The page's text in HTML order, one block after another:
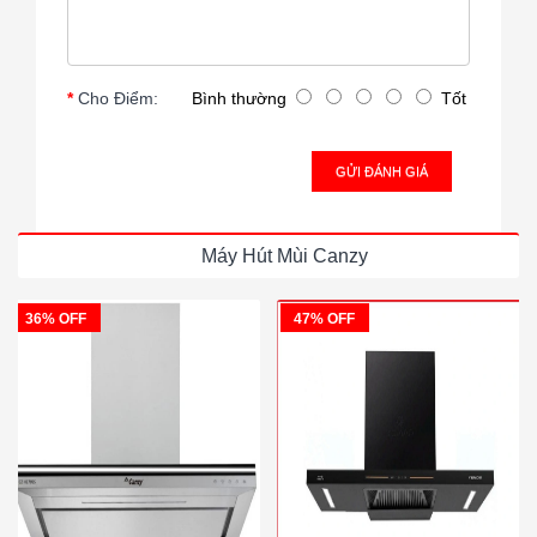
Cho Điểm: Bình thường Tốt
GỬI ĐÁNH GIÁ
Máy Hút Mùi Canzy
36% OFF 47% OFF